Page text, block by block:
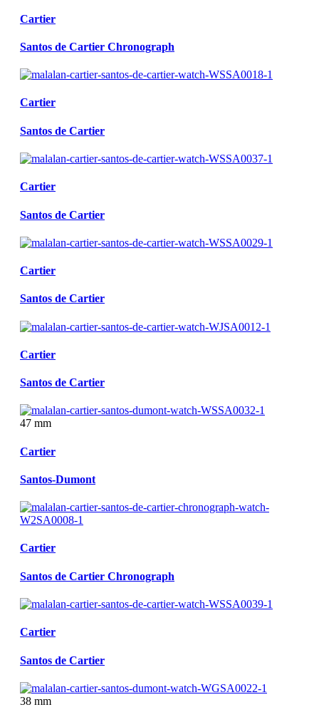
Cartier
Santos de Cartier Chronograph
Cartier
Santos de Cartier
Cartier
Santos de Cartier
Cartier
Santos de Cartier
Cartier
Santos de Cartier
47 mm
Cartier
Santos-Dumont
Cartier
Santos de Cartier Chronograph
Cartier
Santos de Cartier
38 mm